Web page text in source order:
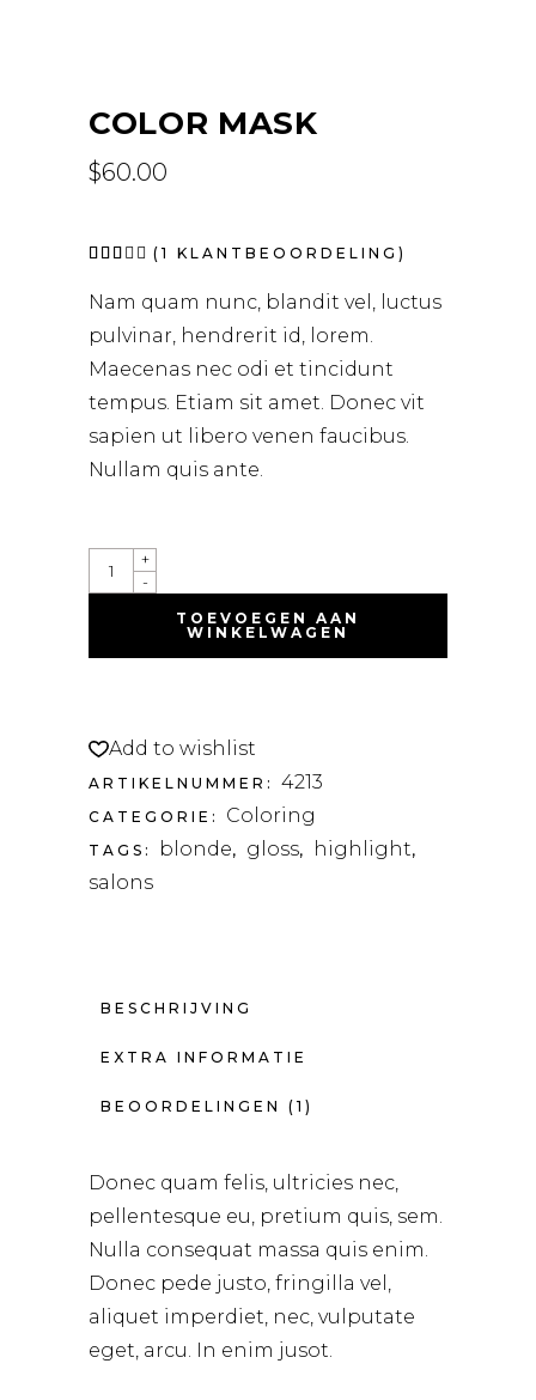
COLOR MASK
$60.00
Waardering
5
op
1( 1 KLANTBEOORDELING)
Nam quam nunc, blandit vel, luctus
pulvinar, hendrerit id, lorem.
Maecenas nec odi et tincidunt
tempus. Etiam sit amet. Donec vit
sapien ut libero venen faucibus.
Nullam quis ante.
-
+
TOEVOEGEN AAN
WINKELWAGEN
Add to wishlist
ARTIKELNUMMER: 4213
CATEGORIE: Coloring
TAGS: blonde, gloss, highlight,
salons
BESCHRIJVING
EXTRA INFORMATIE
BEOORDELINGEN (1)
Donec quam felis, ultricies nec,
pellentesque eu, pretium quis, sem.
Nulla consequat massa quis enim.
Donec pede justo, fringilla vel,
aliquet imperdiet, nec, vulputate
eget, arcu. In enim jusot.